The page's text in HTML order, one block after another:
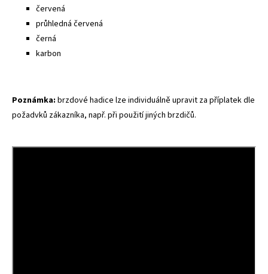
červená
průhledná červená
černá
karbon
Poznámka: brzdové hadice lze individuálně upravit za příplatek dle
požadvků zákazníka, např. při použití jiných brzdičů.